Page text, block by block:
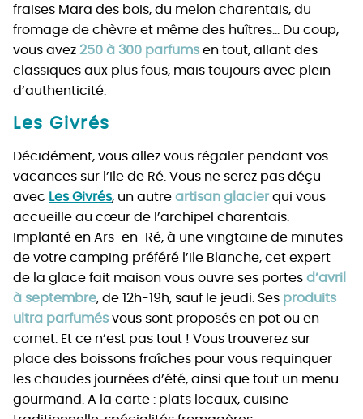
fraises Mara des bois, du melon charentais, du
fromage de chèvre et même des huîtres… Du coup,
vous avez 250 à 300 parfums en tout, allant des
classiques aux plus fous, mais toujours avec plein
d’authenticité.
Les Givrés
Décidément, vous allez vous régaler pendant vos
vacances sur l’Ile de Ré. Vous ne serez pas déçu
avec Les Givrés, un autre artisan glacierqui vous
accueille au cœur de l’archipel charentais.
Implanté en Ars-en-Ré, à une vingtaine de minutes
de votre camping préféré l’Ile Blanche, cet expert
de la glace fait maison vous ouvre ses portes d’avril
à septembre, de 12h-19h, sauf le jeudi. Ses produits
ultra parfumés vous sont proposés en pot ou en
cornet. Et ce n’est pas tout ! Vous trouverez sur
place des boissons fraîches pour vous requinquer
les chaudes journées d’été, ainsi que tout un menu
gourmand. A la carte : plats locaux, cuisine